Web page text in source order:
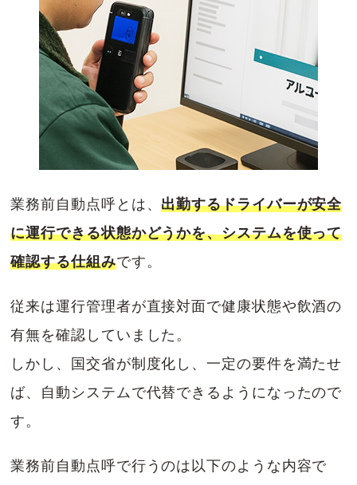
業務前自動点呼とは、出勤するドライバーが安全
に運行できる状態かどうかを、システムを使って
確認する仕組みです。
従来は運行管理者が直接対面で健康状態や飲酒の
有無を確認していました。
しかし、国交省が制度化し、一定の要件を満たせ
ば、自動システムで代替できるようになったので
す。
業務前自動点呼で行うのは以下のような内容で